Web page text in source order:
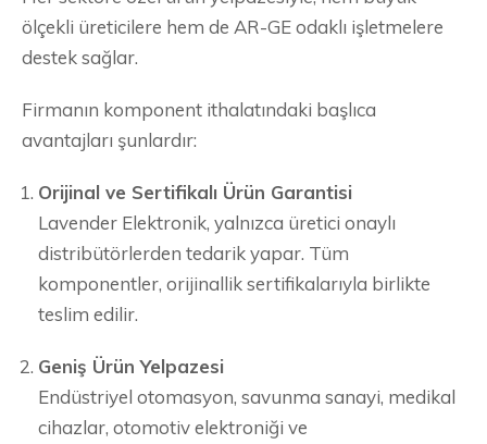
ölçekli üreticilere hem de AR-GE odaklı işletmelere
destek sağlar.
Firmanın komponent ithalatındaki başlıca
avantajları şunlardır:
Orijinal ve Sertifikalı Ürün Garantisi
Lavender Elektronik, yalnızca üretici onaylı
distribütörlerden tedarik yapar. Tüm
komponentler, orijinallik sertifikalarıyla birlikte
teslim edilir.
Geniş Ürün Yelpazesi
Endüstriyel otomasyon, savunma sanayi, medikal
cihazlar, otomotiv elektroniği ve